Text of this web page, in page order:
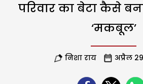
परिवार का बेटा कैसे
‘मकबूल’
निशा राय अप्रैल